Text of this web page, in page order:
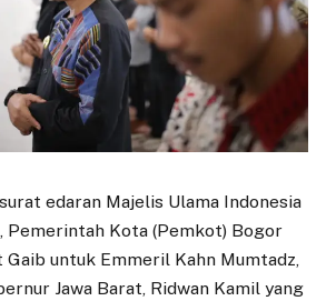
edaran Majelis Ulama Indonesia
Pemerintah Kota (Pemkot) Bogor
untuk Emmeril Kahn Mumtadz,
Jawa Barat, Ridwan Kamil yang